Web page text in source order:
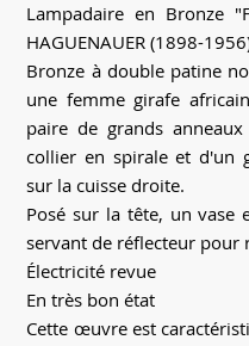
Lampadaire en Bronze
HAGUENAUER (1898-
Bronze à double patine
une femme girafe
paire de grands
collier en spirale et d'un
sur la cuisse droite.
Posé sur la tête, un vase
servant de réflecteur pour
Électricité revue
En très bon état
Cette œuvre est